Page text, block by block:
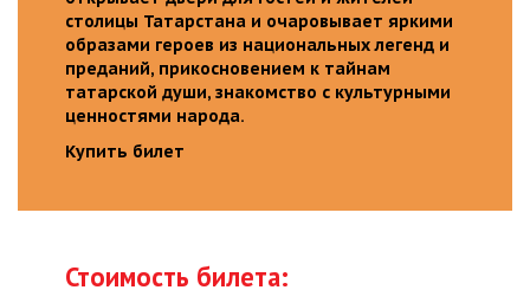
столицы Татарстана и очаровывает яркими
образами героев из национальных легенд и
преданий, прикосновением к тайнам
татарской души, знакомство с культурными
ценностями народа.
Купить билет
Стоимость билета: